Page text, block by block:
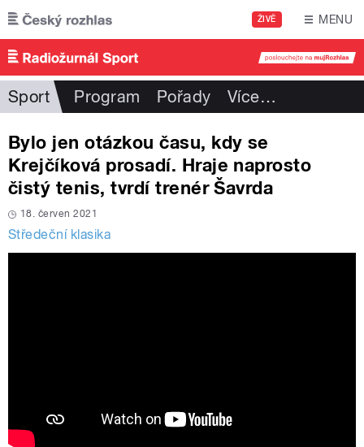
Přejít k hlavnímu obsahu
ŽIVĚ MENU
Sport Program Pořady Více…
Bylo jen otázkou času, kdy se
Krejčíková prosadí. Hraje naprosto
čistý tenis, tvrdí trenér Šavrda
18. červen 2021
Středeční klasika